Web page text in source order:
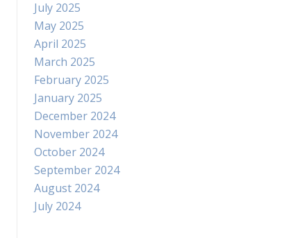
July 2025
May 2025
April 2025
March 2025
February 2025
January 2025
December 2024
November 2024
October 2024
September 2024
August 2024
July 2024